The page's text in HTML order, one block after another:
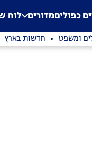
Application error: a
. כפוליםמדורים לוח
ומשפט חדשות בארץ